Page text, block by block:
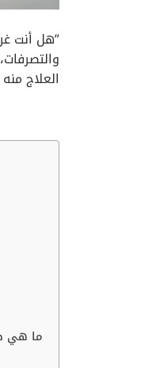
”هل أنت
العلاج
ما هي